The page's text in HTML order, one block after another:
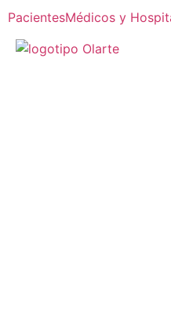
PacientesMédicos y